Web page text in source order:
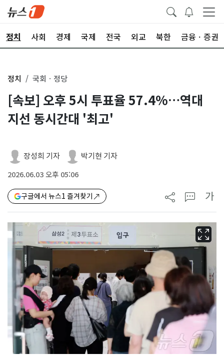
정치 사회 경제 국제 전국 외교 북한 금융ㆍ증권
정치 국회ㆍ정당
[속보] 오후 5시 투표율 57.4%…역대
지선 동시간대 '최고'
장성희 기자 박기현 기자
2026.06.03 오후 05:06
구글에서 뉴스1 즐겨찾기 가